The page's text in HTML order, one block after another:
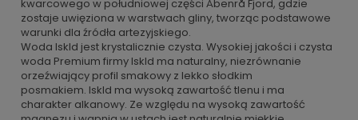
kwarcowego w południowej części Åbenrå Fjord, gdzie
zostaje uwięziona w warstwach gliny, tworząc podstawowe
warunki dla źródła artezyjskiego.
Woda Iskld jest krystalicznie czysta. Wysokiej jakości i czysta
woda Premium firmy Iskld ma naturalny, niezrównanie
orzeźwiający profil smakowy z lekko słodkim
posmakiem. Iskld ma wysoką zawartość tlenu i ma
charakter alkanowy. Ze względu na wysoką zawartość